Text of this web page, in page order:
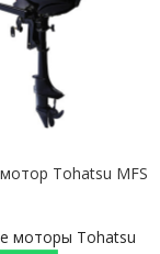
Tohatsu MFS
моторы Tohatsu